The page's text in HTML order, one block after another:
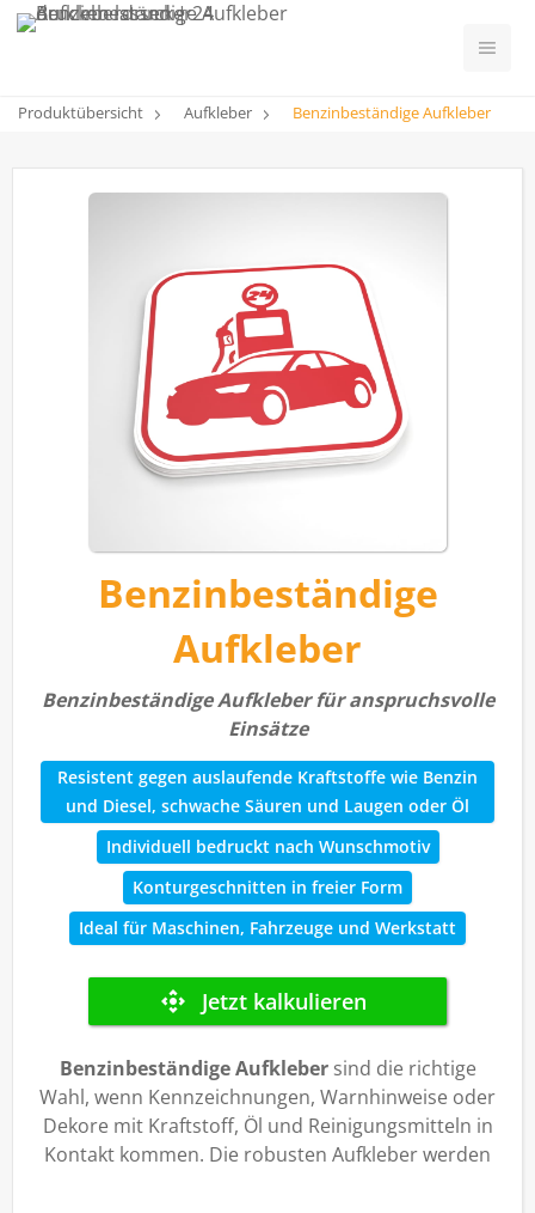
Produktübersicht Aufkleber Benzinbeständige Aufkleber
Benzinbeständige
Aufkleber
Benzinbeständige Aufkleber für anspruchsvolle
Einsätze
Resistent gegen auslaufende Kraftstoffe wie Benzin
und Diesel, schwache Säuren und Laugen oder Öl
Individuell bedruckt nach Wunschmotiv
Konturgeschnitten in freier Form
Ideal für Maschinen, Fahrzeuge und Werkstatt
Benzinbeständige Aufklebersind die richtige
Wahl, wenn Kennzeichnungen, Warnhinweise oder
Dekore mit Kraftstoff, Öl und Reinigungsmitteln in
Kontakt kommen. Die robusten Aufkleber werden